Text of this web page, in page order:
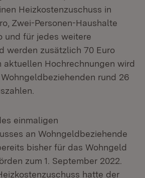
Heizkostenzuschuss in
Zwei-Personen-Haushalte
und für jedes weitere
werden zusätzlich 70 Euro
aktuellen Hochrechnungen wird
rund 26
einmaligen
an Wohngeldbeziehende
bisher für das Wohngeld
zum 1. September 2022.
hatte der